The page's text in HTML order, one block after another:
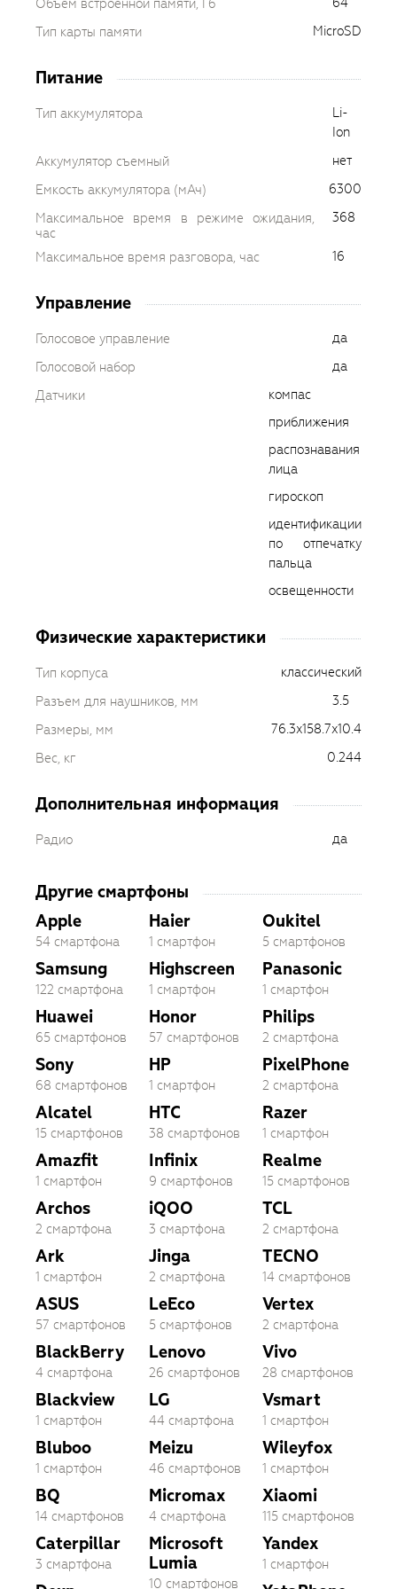
Объем встроенной памяти, Гб
Тип карты памяти
MicroSD
Питание
Тип аккумулятора
Li-
Ion
Аккумулятор съемный
нет
Емкость аккумулятора (мАч)
6300
Максимальное время в режиме ожидания,
час
368
Максимальное время разговора, час 16
Управление
Голосовое управление
да
Голосовой набор
да
Датчики
компас
приближения
распознавания
лица
гироскоп
идентификации
по отпечатку
пальца
освещенности
Физические характеристики
Тип корпуса
классический
Разъем для наушников, мм
3.5
Размеры, мм
76.3x158.7x10.4
Вес, кг
0.244
Дополнительная информация
Радио да
Другие смартфоны
Apple
54 смартфона
Samsung
122 смартфона
Huawei
65 смартфонов
Sony
68 смартфонов
Alcatel
15 смартфонов
Amazfit
1 смартфон
Archos
2 смартфона
Ark
1 смартфон
ASUS
57 смартфонов
BlackBerry
4 смартфона
Blackview
1 смартфон
Bluboo
1 смартфон
BQ
14 смартфонов
Caterpillar
3 смартфона
Haier
1 смартфон
Highscreen
1 смартфон
Honor
57 смартфонов
HP
1 смартфон
HTC
38 смартфонов
Infinix
9 смартфонов
iQOO
3 смартфона
Jinga
2 смартфона
LeEco
5 смартфонов
Lenovo
26 смартфонов
LG
44 смартфона
Meizu
46 смартфонов
Micromax
4 смартфона
Microsoft
Lumia
10 смартфонов
Oukitel
5 смартфонов
Panasonic
1 смартфон
Philips
2 смартфона
PixelPhone
2 смартфона
Razer
1 смартфон
Realme
15 смартфонов
TCL
2 смартфона
TECNO
14 смартфонов
Vertex
2 смартфона
Vivo
28 смартфонов
Vsmart
1 смартфон
Wileyfox
1 смартфон
Xiaomi
115 смартфонов
Yandex
1 смартфон